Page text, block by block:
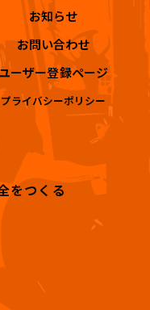
をつくる
お知らせ
お問い合わせ
ーザー登録ページ
プライバシーポリシー